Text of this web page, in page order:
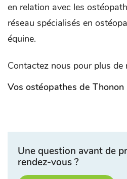
en relation avec les
réseau spécialisés en
équine.
Contactez nous pour plus de
Vos ostéopathes de Thonon
Une question avant de
rendez-vous ?